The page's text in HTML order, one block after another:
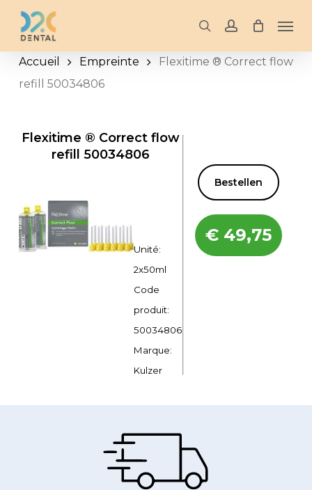
Skip
main
content
searchaccount
Accueil Empreinte
Flexitime ® Correct flow
refill 50034806
Flexitime ® Correct flow
refill 50034806
Unité:
2x50ml
Code
produit:
50034806
Marque:
Kulzer
Bestellen
€ 49,75